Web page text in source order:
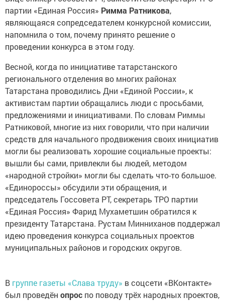
партии «Единая Россия» Римма Ратникова,
являющаяся сопредседателем конкурсной комиссии,
напомнила о том, почему принято решение о
проведении конкурса в этом году.
Весной, когда по инициативе татарстанского
регионального отделения во многих районах
Татарстана проводились Дни «Единой России», к
активистам партии обращались люди с просьбами,
предложениями и инициативами. По словам Риммы
Ратниковой, многие из них говорили, что при наличии
средств для начального продвижения своих инициатив
могли бы реализовать хорошие социальные проекты:
вышли бы сами, привлекли бы людей, методом
«народной стройки» могли бы сделать что-то большое.
«Единороссы» обсудили эти обращения, и
председатель Госсовета РТ, секретарь ТРО партии
«Единая Россия» Фарид Мухаметшин обратился к
президенту Татарстана. Рустам Минниханов поддержал
идею проведения конкурса социальных проектов
муниципальных районов и городских округов.
В группе газеты «Слава труду» в соцсети «ВКонтакте»
был проведён опрос по поводу трёх народных проектов,